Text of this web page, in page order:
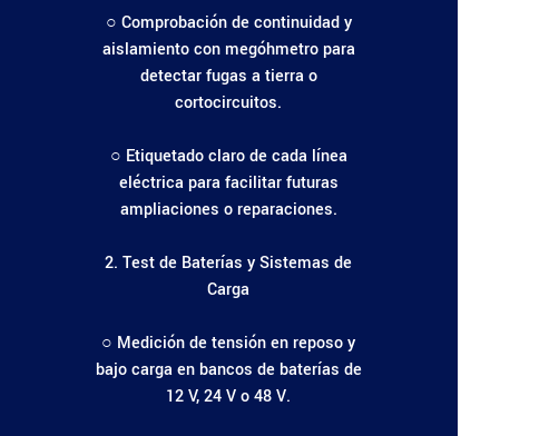
○ Comprobación de continuidad y
aislamiento con megóhmetro para
detectar fugas a tierra o
cortocircuitos.
○ Etiquetado claro de cada línea
eléctrica para facilitar futuras
ampliaciones o reparaciones.
2. Test de Baterías y Sistemas de
Carga
○ Medición de tensión en reposo y
bajo carga en bancos de baterías de
12 V, 24 V o 48 V.